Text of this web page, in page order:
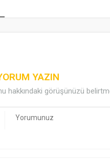
YAZIN
hakkındaki görüşünüzü